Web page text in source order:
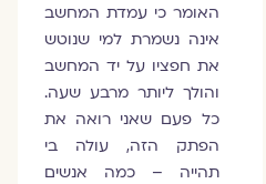
האומר כי עמדת המחשב
אינה נשמרת למי שנוטש
את חפציו על יד המחשב
והולך ליותר מרבע שעה.
כל פעם שאני רואה את
הפתק הזה, עולה בי
תהייה – כמה אנשים